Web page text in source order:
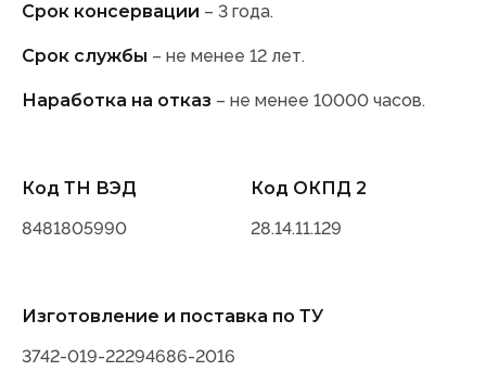
Срок консервации – 3 года.
Срок службы – не менее 12 лет.
Наработка на отказ – не менее 10000 часов.
Код ТН ВЭД
8481805990
Код ОКПД 2
28.14.11.129
Изготовление и поставка по ТУ
3742-019-22294686-2016